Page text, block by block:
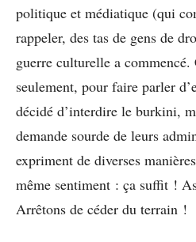
politique et médiatique (qui
rappeler, des tas de gens de
guerre culturelle a commencé.
seulement, pour faire parler
décidé d’interdire le burkini,
demande sourde de leurs
expriment de diverses
même sentiment : ça suffit !
Arrêtons de céder du terrain !